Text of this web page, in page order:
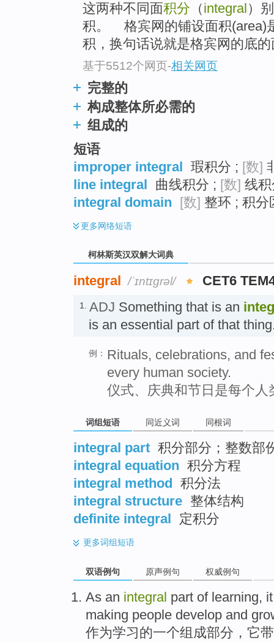
这两种不同面积分 （integral ）
积。 格宾网的铺设面积(area)
积，换句话说就是格宾网的底
基于5512个网页-相关网页
完整的
构成整体所必需的
组成的
短语
improper integral 瑕积分 ; [数]
line integral 曲线积分 ; [数] 线
integral domain [数] 整环 ; 积分
更多网络短语
柯林斯英汉双解大词典
integral /ˈɪntɪgrəl/ CET6
1. ADJ Something that is an
is an essential part of that
例： Rituals, celebrations, and
every human society.
仪式、庆典和节日是每个
词组短语 同近义词 同根词
integral part 积分部分；整数部
integral equation 积分方程
integral method
积分法
integral structure 整体结构
definite integral
定积分
更多词组短语
双语例句 原声例句 权威例句
As an integral part of learning, it
making people develop and
作为学习的一个组成部分 ， 它